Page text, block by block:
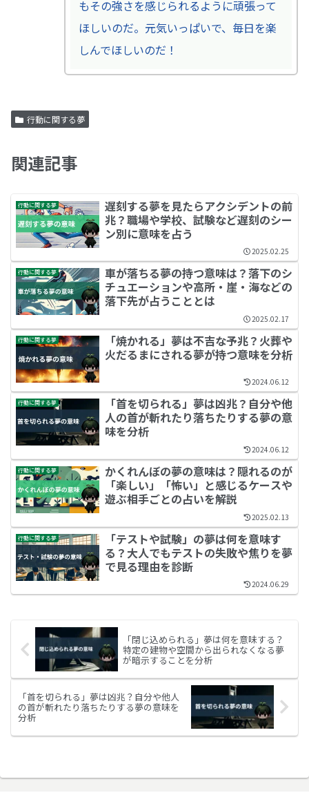
もその強さを感じられるように頑張って
ほしいのだ。元気いっぱいで、毎日を楽
しんでほしいのだ！
行動に関する夢
関連記事
行動に関する夢
遅刻する夢を見たらアクシデントの前
兆？職場や学校、試験など遅刻のシー
ン別に意味を占う
2025.02.25
行動に関する夢
車が落ちる夢の持つ意味は？落下のシ
チュエーションや高所・崖・海などの
落下先が占うこととは
2025.02.17
行動に関する夢
「焼かれる」夢は不吉な予兆？火葬や
火だるまにされる夢が持つ意味を分析
2024.06.12
行動に関する夢
「首を切られる」夢は凶兆？自分や他
人の首が斬れたり落ちたりする夢の意
味を分析
2024.06.12
行動に関する夢
かくれんぼの夢の意味は？隠れるのが
「楽しい」「怖い」と感じるケースや
遊ぶ相手ごとの占いを解説
2025.02.13
行動に関する夢
「テストや試験」の夢は何を意味す
る？大人でもテストの失敗や焦りを夢
で見る理由を診断
2024.06.29
「閉じ込められる」夢は何を意味する？
特定の建物や空間から出られなくなる夢
が暗示することを分析
「首を切られる」夢は凶兆？自分や他人
の首が斬れたり落ちたりする夢の意味を
分析